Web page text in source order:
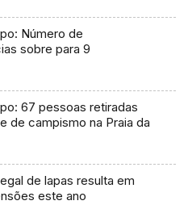
Número de
sobre para 9
67 pessoas retiradas
de campismo na Praia da
de lapas resulta em
este ano